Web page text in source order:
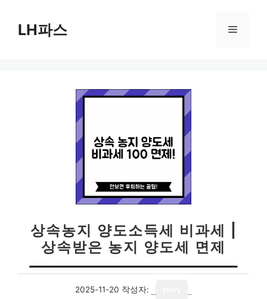
LH파스 메
상속농지 양도소득세 비과세 |
상속받은 농지 양도세 면제
2025-11-20 작성자: